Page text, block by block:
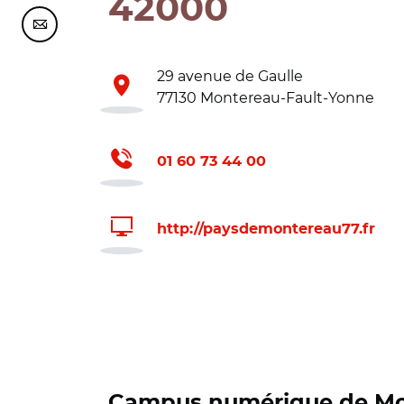
Partager cette page sur Courriel
42000
29 avenue de Gaulle
77130 Montereau-Fault-Yonne
01 60 73 44 00
http://paysdemontereau77.fr